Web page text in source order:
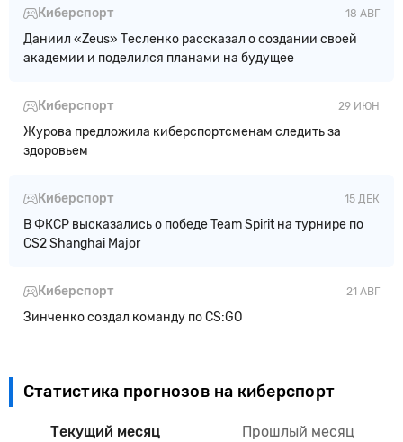
18 АВГ
Киберспорт
Даниил «Zeus» Тесленко рассказал о создании своей
академии и поделился планами на будущее
29 ИЮН
Киберспорт
Журова предложила киберспортсменам следить за
здоровьем
15 ДЕК
Киберспорт
В ФКСР высказались о победе Team Spirit на турнире по
CS2 Shanghai Major
21 АВГ
Киберспорт
Зинченко создал команду по CS:GO
Статистика прогнозов на киберспорт
Текущий месяц Прошлый месяц